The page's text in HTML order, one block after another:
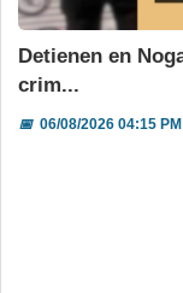
Detienen en
crim...
📅06/08/2026 04:15 PM